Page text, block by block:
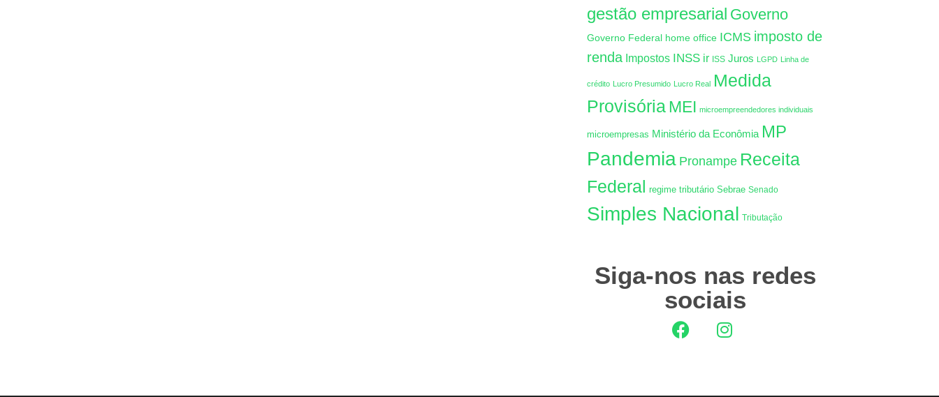
gestão empresarial Governo
Governo Federal home office ICMS imposto de
renda Impostos INSS ir ISS Juros LGPD Linha de
crédito Lucro Presumido Lucro Real
Medida
ProvisóriaMEI microempreendedores individuais
microempresas Ministério da Econômia MP
Pandemia Pronampe Receita
Federal regime tributário Sebrae Senado
Simples Nacional Tributação
Siga-nos nas redes
sociais